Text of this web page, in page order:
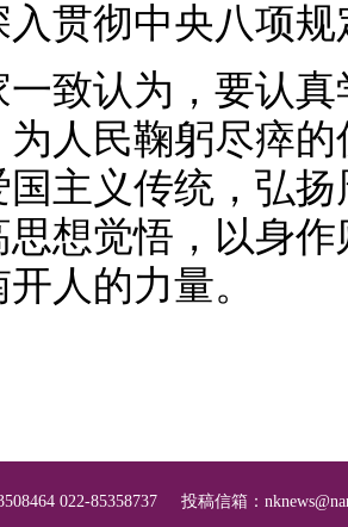
入贯彻中央八项
认为，要认真
为人民鞠躬尽瘁
国主义传统，弘
思想觉悟，以身
人的力量。
022-85358737 投稿信箱：